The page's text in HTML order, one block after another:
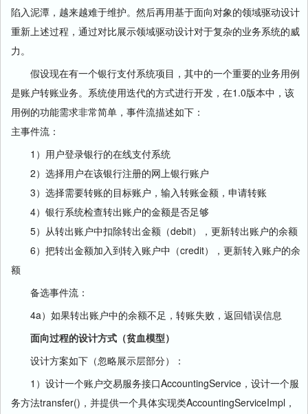
陷入泥潭，越来越难于维护。然后再用基于面向对象的领域驱动设计
重新上述过程，通过对比展示领域驱动设计对于复杂的业务系统的威
力。
假设现在有一个银行支付系统项目，其中的一个重要的业务用例
是账户转账业务。系统使用迭代的方式进行开发，在1.0版本中，该
用例的功能需求非常简单，事件流描述如下：
主事件流：
1）用户登录银行的在线支付系统
2）选择用户在该银行注册的网上银行账户
3）选择需要转账的目标账户，输入转账金额，申请转账
4）银行系统检查转出账户的金额是否足够
5）从转出账户中扣除转出金额（debit），更新转出账户的余额
6）把转出金额加入到转入账户中（credit），更新转入账户的余
额
备选事件流：
4a）如果转出账户中的余额不足，转账失败，返回错误信息
面向过程的设计方式（贫血模型）
设计方案如下（忽略展示层部分）：
1）设计一个账户交易服务接口AccountingService，设计一个服
务方法transfer()，并提供一个具体实现类AccountingServiceImpl，